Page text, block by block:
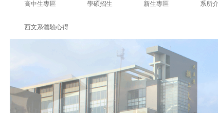
高中生專區 學碩招生 新生專區 系所
西文系體驗心得